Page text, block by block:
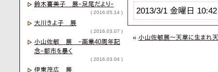
2013/3/1 金曜日
« 小山佐敏展～天草に生まれ
鈴木喜美子 展ｰ足尾だよりｰ
( 2016.05.14 )
大川きよ子 展
( 2016.03.07 )
小山佐敏 展 ｰ画業40周年記
念ｰ都市を暴く
( 2016.03.04 )
伊東茂広 展